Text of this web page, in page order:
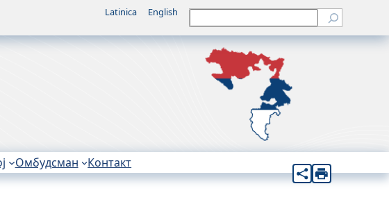
Latinica English Претрага
Омбудсман Контакт